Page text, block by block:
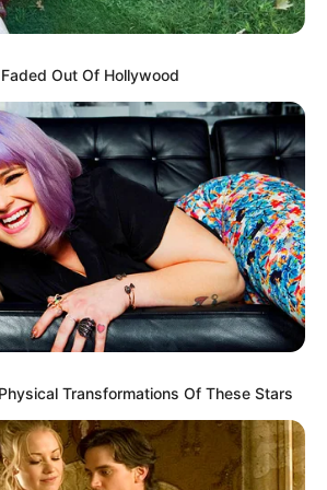
Out Of Hollywood
Transformations Of These Stars